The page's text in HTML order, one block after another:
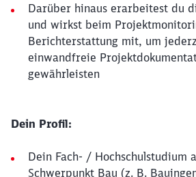
Darüber hinaus erarbeitest du
und wirkst beim
Berichterstattung mit, um
einwandfreie
gewährleisten
Dein Profil:
Dein Fach- / Hochschulstudium
Schwerpunkt Bau (z. B.